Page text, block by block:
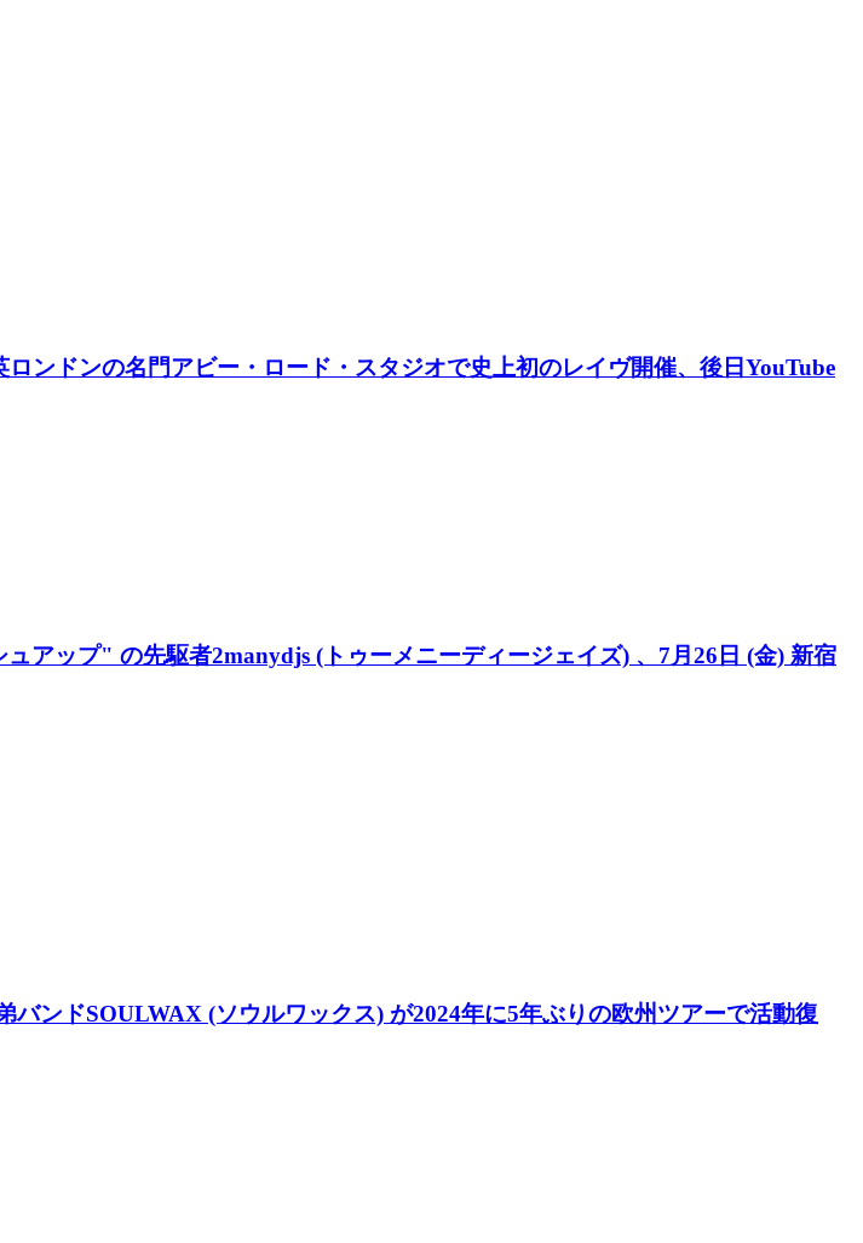
ンドンの名門アビー・ロード・スタジオで史上初のレイヴ開催、後日YouTube
アップ" の先駆者2manydjs (トゥーメニーディージェイズ) 、7月26日 (金) 新宿
ンドSOULWAX (ソウルワックス) が2024年に5年ぶりの欧州ツアーで活動復